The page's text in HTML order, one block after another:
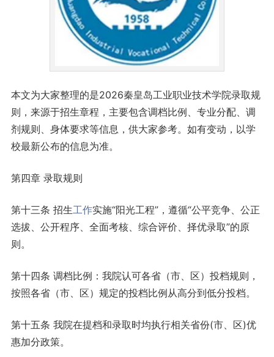
本文为大家整理的是2026秦皇岛工业职业技术学院录取规
则，来源于招生章程，主要包含调档比例、专业分配、调
剂规则、身体要求等信息，供大家参考。如有变动，以学
校最新公布的信息为准。
第四章 录取规则
第十三条 招生工作实施“阳光工程”，遵循“公平竞争、公正
选拔、公开程序、全面考核、综合评价、择优录取”的原
则。
第十四条 调档比例：我院认可各省（市、区）投档规则，
按照各省（市、区）规定的投档比例从高分到低分投档。
第十五条 我院在提档和录取时均执行相关省份(市、区)优
惠加分政策。